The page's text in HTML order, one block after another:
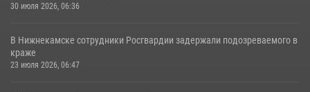
30 июля 2026, 06:36
В Нижнекамске сотрудники Росгвардии задержали подозреваемого в
краже
23 июля 2026, 06:47